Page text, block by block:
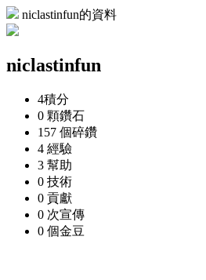
niclastinfun的資料
niclastinfun
4積分
0 顆鑽石
157 個碎鑽
4 經驗
3 幫助
0 技術
0 貢獻
0 次宣傳
0 個金豆